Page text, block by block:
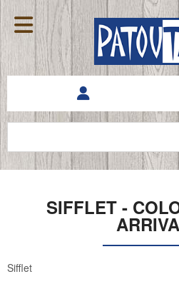
SIFFLET -
Sifflet